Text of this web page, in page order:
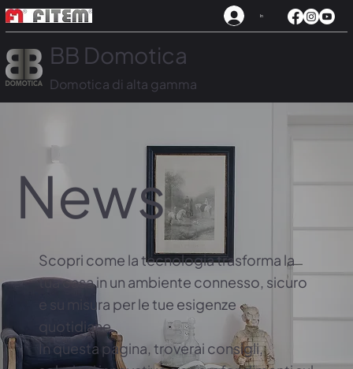
In
BB Domotica
Domotica di alta gamma
News
Scopri come la tecnologia trasforma la
tua casa in un ambiente connesso, sicuro
e su misura per le tue esigenze
quotidiane.
In questa pagina, troverai consigli,